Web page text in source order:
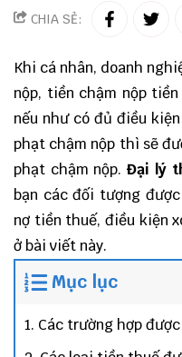
CHIA SẺ:
Khi cá nhân, doanh
nộp, tiền chậm nộp
nếu như có đủ điều
phạt chậm nộp thì sẽ
phạt chậm nộp.Đại lý
bạn các đối tượng
nợ tiền thuế, điều kiện
ở bài viết này.
Mục lục
1. Các trường hợp